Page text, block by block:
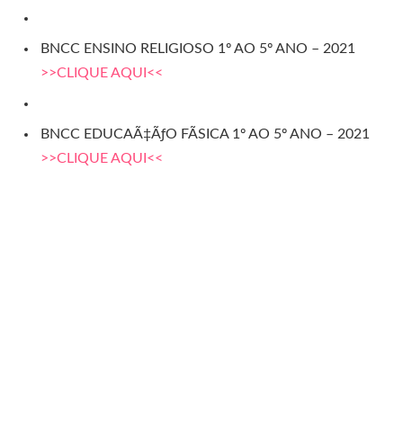
BNCC ENSINO RELIGIOSO 1º AO 5º ANO – 2021
>>CLIQUE AQUI<<
BNCC EDUCAÃ‡ÃƒO FÃSICA 1º AO 5º ANO – 2021
>>CLIQUE AQUI<<